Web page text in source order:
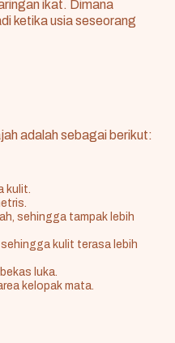
ikat. Dimana
ketika usia seseorang
adalah sebagai berikut:
kulit.
sehingga tampak lebih
kulit terasa lebih
luka.
kelopak mata.